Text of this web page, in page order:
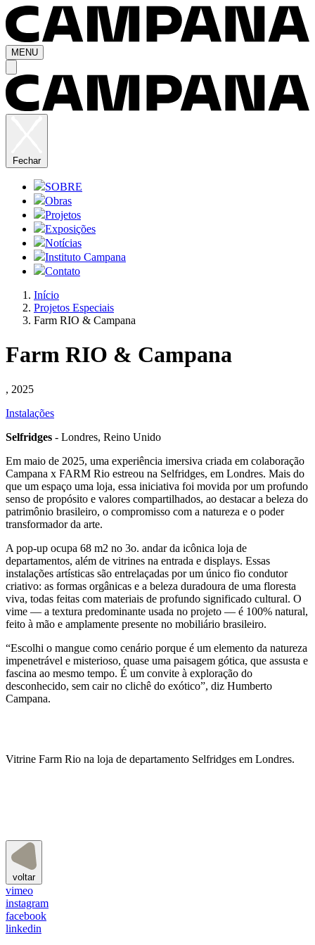
MENU
Fechar
SOBRE
Obras
Projetos
Exposições
Notícias
Instituto Campana
Contato
Início
Projetos Especiais
Farm RIO & Campana
Farm RIO & Campana
, 2025
Instalações
Selfridges - Londres, Reino Unido
Em maio de 2025, uma experiência imersiva criada em colaboração
Campana x FARM Rio estreou na Selfridges, em Londres. Mais do
que um espaço uma loja, essa iniciativa foi movida por um profundo
senso de propósito e valores compartilhados, ao destacar a beleza do
patrimônio brasileiro, o compromisso com a natureza e o poder
transformador da arte.
A pop-up ocupa 68 m2 no 3o. andar da icônica loja de
departamentos, além de vitrines na entrada e displays. Essas
instalações artísticas são entrelaçadas por um único fio condutor
criativo: as formas orgânicas e a beleza duradoura de uma floresta
viva, todas feitas com materiais de profundo significado cultural. O
vime — a textura predominante usada no projeto — é 100% natural,
feito à mão e amplamente presente no mobiliário brasileiro.
“Escolhi o mangue como cenário porque é um elemento da natureza
impenetrável e misterioso, quase uma paisagem gótica, que assusta e
fascina ao mesmo tempo. É um convite à exploração do
desconhecido, sem cair no clichê do exótico”, diz Humberto
Campana.
Vitrine Farm Rio na loja de departamento Selfridges em Londres.
voltar
vimeo
instagram
facebook
linkedin